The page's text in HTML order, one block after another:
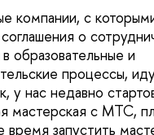
компании, с
о
образовательные и
процессы,
нас недавно
мастерская с МТС,
время запустить